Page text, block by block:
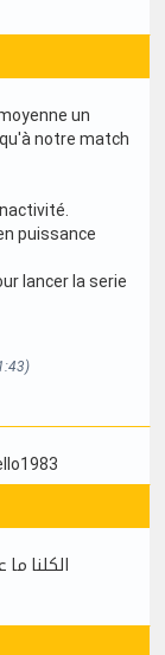
un
notre match
puissance
lancer la serie
الكلنا